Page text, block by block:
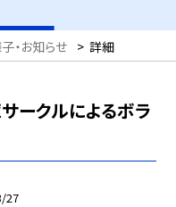
・お知らせ > 詳細
ークルによるボラ
27